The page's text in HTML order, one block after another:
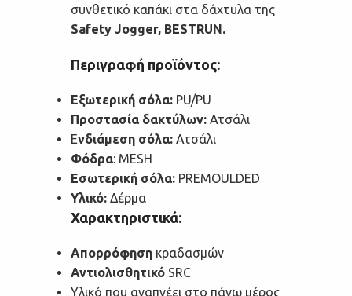
συνθετικό καπάκι στα δάχτυλα της
Safety Jogger, BESTRUN.
Περιγραφή προϊόντος:
Εξωτερική σόλα: PU/PU
Προστασία δακτύλων: Ατσάλι
Ενδιάμεση σόλα: Ατσάλι
Φόδρα: MESH
Εσωτερική σόλα: PREMOULDED
Υλικό: Δέρμα
Χαρακτηριστικά:
Απορρόφηση κραδασμών
Αντιολισθητικό SRC
Υλικό που αναπνέει στο πάνω μέρος